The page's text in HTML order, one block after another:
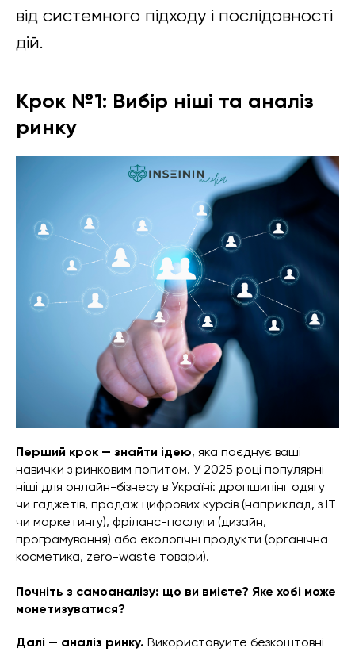
від системного підходу і послідовності
дій.
Крок №1: Вибір ніші та аналіз
ринку
Перший крок — знайти ідею, яка поєднує ваші
навички з ринковим попитом. У 2025 році популярні
ніші для онлайн-бізнесу в Україні: дропшипінг одягу
чи гаджетів, продаж цифрових курсів (наприклад, з IT
чи маркетингу), фріланс-послуги (дизайн,
програмування) або екологічні продукти (органічна
косметика, zero-waste товари).
Почніть з самоаналізу: що ви вмієте? Яке хобі може
монетизуватися?
Далі — аналіз ринку. Використовуйте безкоштовні